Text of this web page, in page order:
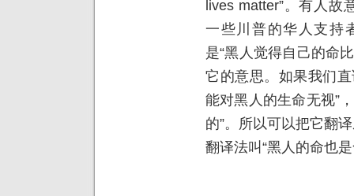
lives matter”。有人故
一些川普的华人支持
是“黑人觉得自己的命
它的意思。如果我们
能对黑人的生命无视”
的”。所以可以把它翻
翻译法叫“黑人的命也